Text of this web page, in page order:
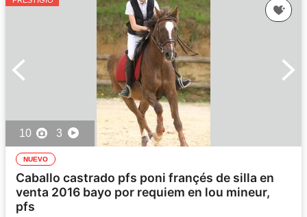
10 3
NUEVO
Caballo castrado pfs poni françés de silla en
venta 2016 bayo por requiem en lou mineur,
pfs